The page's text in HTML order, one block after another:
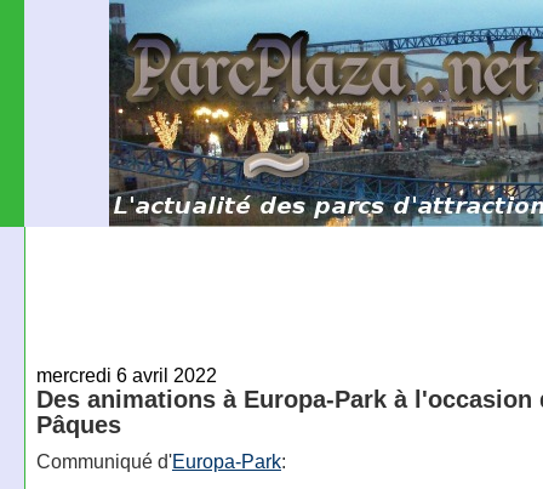
mercredi 6 avril 2022
Des animations à Europa-Park à l'occasion
Pâques
Communiqué d'Europa-Park: